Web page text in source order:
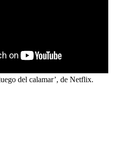
del calamar’, de Netflix.